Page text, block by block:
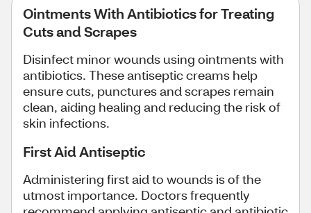
Ointments With Antibiotics for Treating
Cuts and Scrapes
Disinfect minor wounds using ointments with
antibiotics. These antiseptic creams help
ensure cuts, punctures and scrapes remain
clean, aiding healing and reducing the risk of
skin infections.
First Aid Antiseptic
Administering first aid to wounds is of the
utmost importance. Doctors frequently